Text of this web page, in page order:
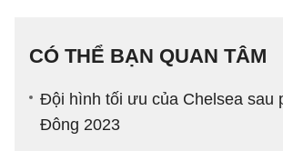
CÓ THỂ BẠN QUAN TÂM
Đội hình tối ưu của Chelsea sau
Đông 2023